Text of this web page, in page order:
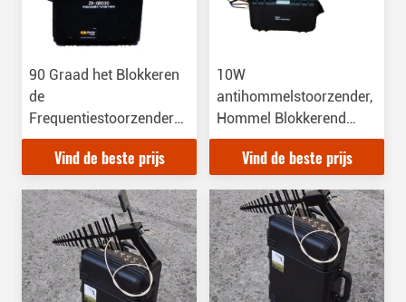
90 Graad het Blokkeren
de
Frequentiestoorzender
0.9GHz-5.8GHz van de
Hoek Draagbare
Frequentie
Vind de beste prijs
10W
antihommelstoorzender,
Hommel Blokkerend
Apparaat 1km Lange het
Blokkeren Afstand
Vind de beste prijs